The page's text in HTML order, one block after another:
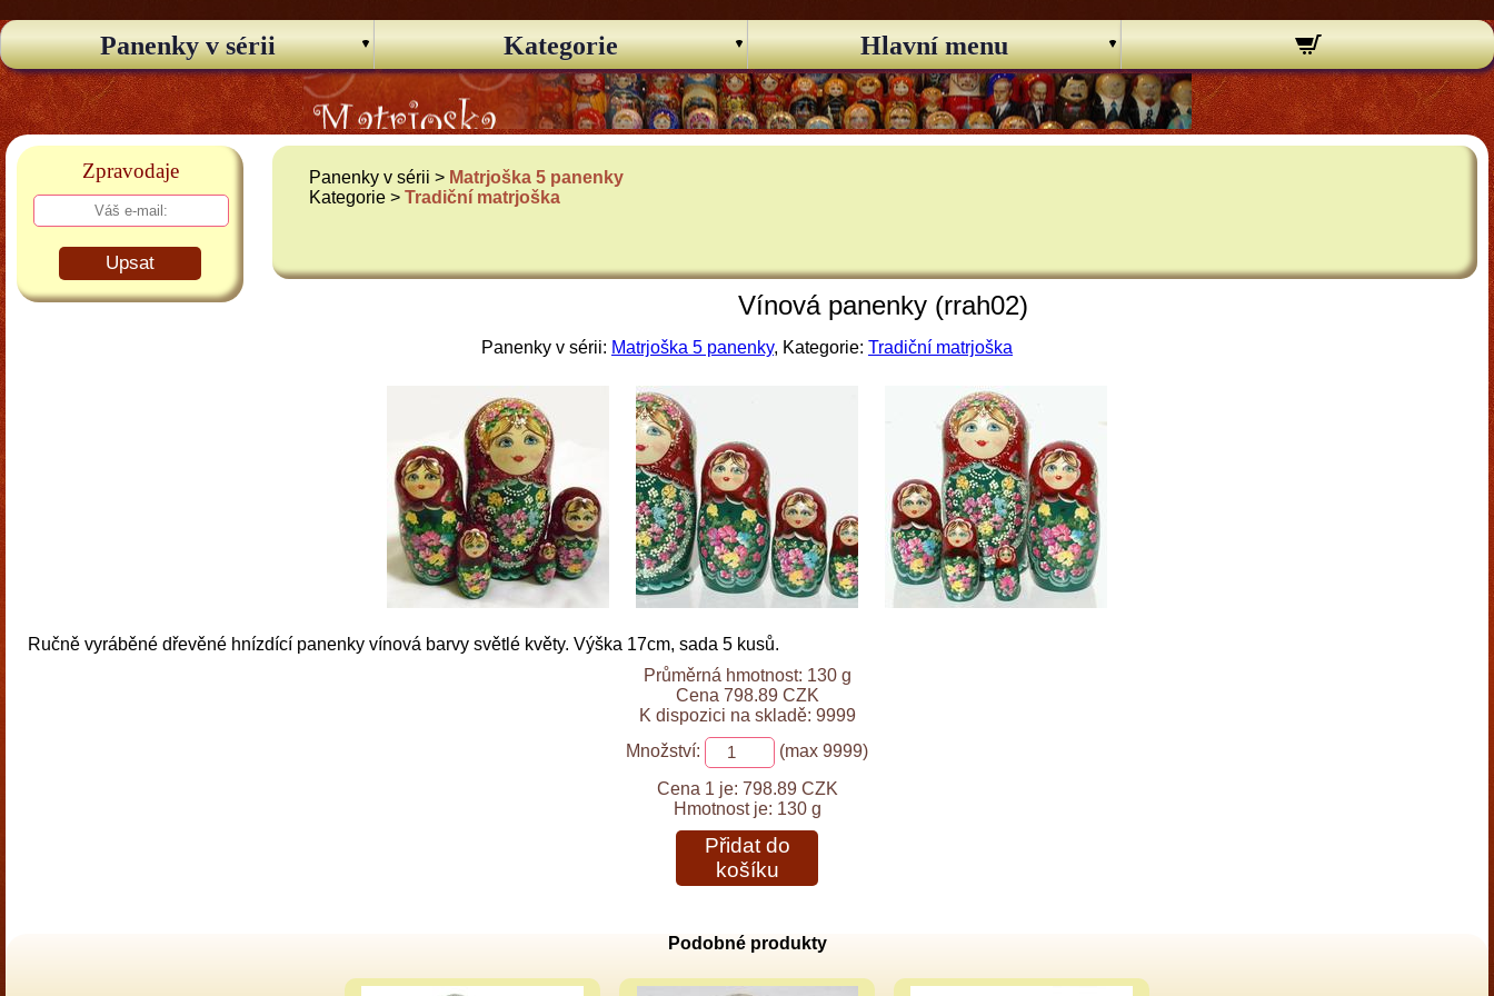
Panenky v sérii Kategorie Hlavní menu
Zpravodaje
Upsat
Panenky v sérii > Matrjoška 5 panenky
Kategorie >Tradiční matrjoška
Vínová panenky (rrah02)
Panenky v sérii: Matrjoška 5 panenky, Kategorie: Tradiční matrjoška
Ručně vyráběné dřevěné hnízdící panenky vínová barvy světlé květy. Výška 17cm, sada 5 kusů.
Průměrná hmotnost: 130 g
Cena 798.89 CZK
K dispozici na skladě: 9999
Množství:
(max 9999)
Cena 1 je: 798.89 CZK
Hmotnost je: 130 g
Přidat do
košíku
Podobné produkty